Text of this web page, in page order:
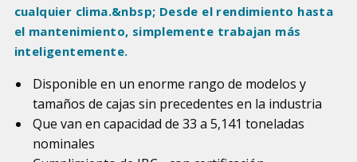
cualquier clima.&nbsp; Desde el rendimiento hasta
el mantenimiento, simplemente trabajan más
inteligentemente.
Disponible en un enorme rango de modelos y
tamaños de cajas sin precedentes en la industria
Que van en capacidad de 33 a 5,141 toneladas
nominales